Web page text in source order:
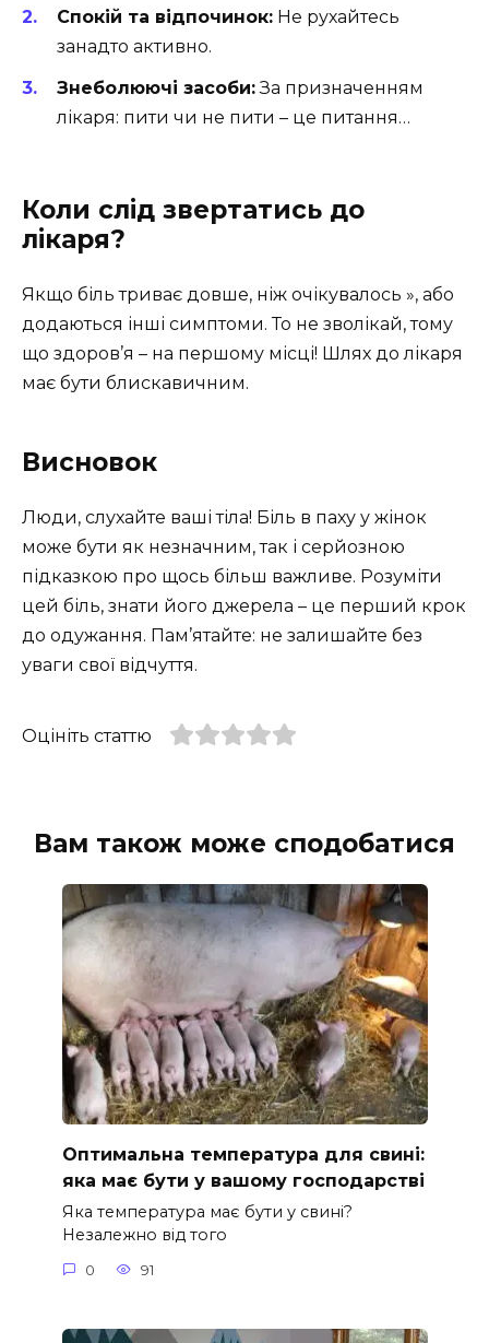
Спокій та відпочинок: Не рухайтесь
занадто активно.
Знеболюючі засоби:За призначенням
лікаря: пити чи не пити – це питання…
Коли слід звертатись до
лікаря?
Якщо біль триває довше, ніж очікувалось », або
додаються інші симптоми. То не зволікай, тому
що здоров’я – на першому місці! Шлях до лікаря
має бути блискавичним.
Висновок
Люди, слухайте ваші тіла! Біль в паху у жінок
може бути як незначним, так і серйозною
підказкою про щось більш важливе. Розуміти
цей біль, знати його джерела – це перший крок
до одужання. Пам’ятайте: не залишайте без
уваги свої відчуття.
Оцініть статтю
Вам також може сподобатися
Оптимальна температура для свині:
яка має бути у вашому господарстві
Яка температура має бути у свині?
Незалежно від того
0 91